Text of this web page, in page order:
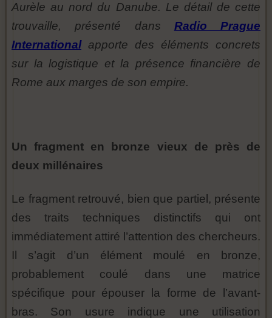
Aurèle au nord du Danube. Le détail de cette
trouvaille, présenté dans Radio Prague
Internationalapporte des éléments concrets
sur la logistique et la présence financière de
Rome aux marges de son empire.
Un fragment en bronze vieux de près de
deux millénaires
Le fragment retrouvé, bien que partiel, présente
des traits techniques distinctifs qui ont
immédiatement attiré l’attention des chercheurs.
Il s’agit d’un élément moulé en bronze,
probablement coulé dans une matrice
spécifique pour épouser la forme de l’avant-
bras. Son usure indique une utilisation